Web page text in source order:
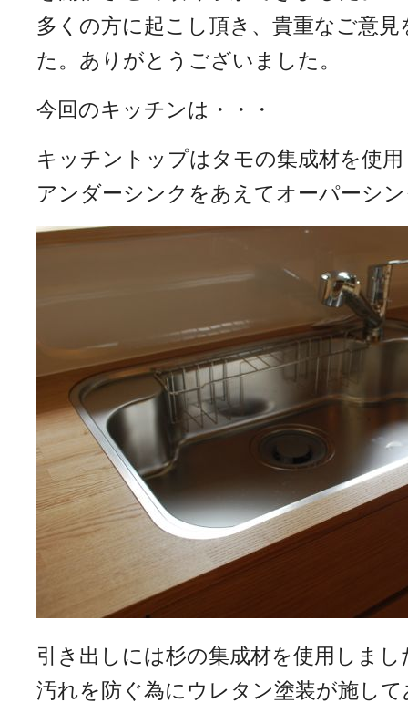
多くの方に起こし頂き、貴重なご意
た。ありがとうございました。
今回のキッチンは・・・
キッチントップはタモの集成材を使
アンダーシンクをあえてオーパーシ
引き出しには杉の集成材を使用しまし
汚れを防ぐ為にウレタン塗装が施し